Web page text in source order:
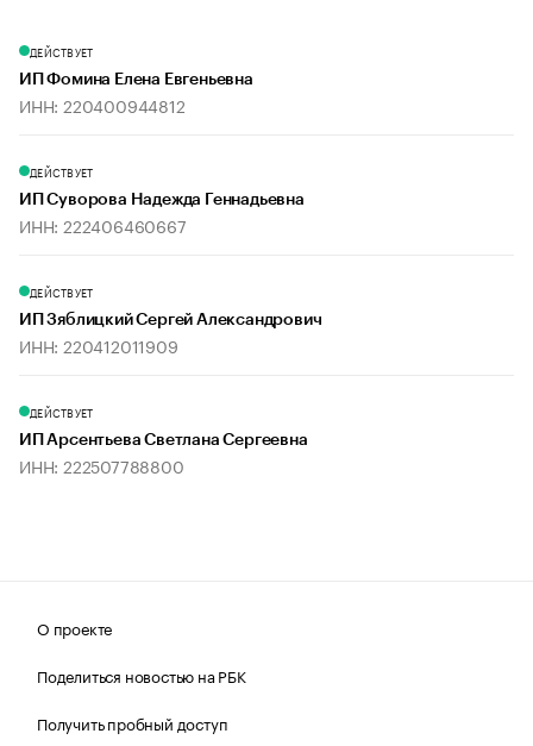
ДЕЙСТВУЕТ
ИП Фомина Елена Евгеньевна
ИНН: 220400944812
ДЕЙСТВУЕТ
ИП Суворова Надежда Геннадьевна
ИНН: 222406460667
ДЕЙСТВУЕТ
ИП Зяблицкий Сергей Александрович
ИНН: 220412011909
ДЕЙСТВУЕТ
ИП Арсентьева Светлана Сергеевна
ИНН: 222507788800
О проекте
Поделиться новостью на РБК
Получить пробный доступ